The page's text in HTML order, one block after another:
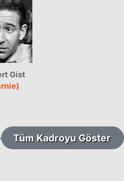
Gist
Tüm Kadroyu Göster